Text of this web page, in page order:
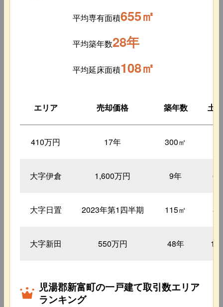
平均専有面積655㎡
平均築年数28年
平均延床面積108㎡
エリア 売却価格 築年数 土
410万円 17年 300㎡
大字伊倉 1,600万円 9年
大字日置 2023年第1四半期 115㎡
大字新田 550万円 48年
児湯郡新富町の一戸建て取引数エリア
ランキング